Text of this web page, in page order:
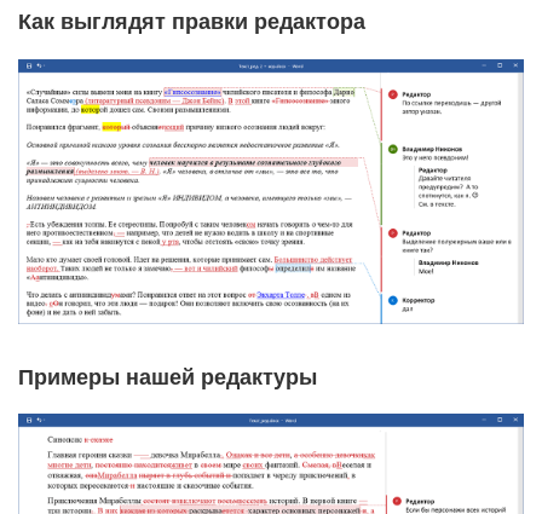
Как выглядят правки редактора
Примеры нашей редактуры